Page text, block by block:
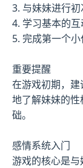
3. 与妹妹进行
4. 学习基本的
5. 完成第一个
重要提醒
在游戏初期，
地了解妹妹的
础。
感情系统入门
游戏的核心是